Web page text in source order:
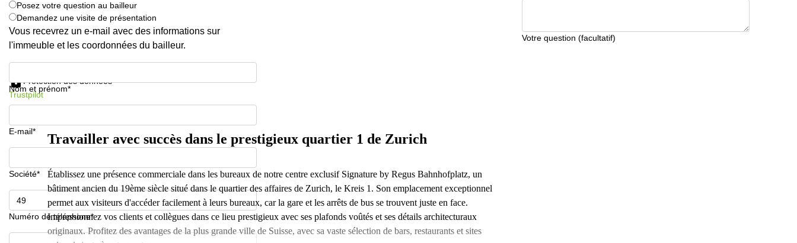
Votre question (facultatif)
Posez votre question au bailleur
Demandez une visite de présentation
Vous recevrez un e-mail avec des informations sur
l'immeuble et les coordonnées du bailleur.
Nom et prénom*
E-mail*
Société*
Numéro de téléphone*
Protection des données
Trustpilot
Travailler avec succès dans le prestigieux quartier 1 de Zurich
Établissez une présence commerciale dans les bureaux de notre centre exclusif Signature by Regus Bahnhofplatz, un
bâtiment ancien du 19ème siècle situé dans le quartier des affaires de Zurich, le Kreis 1. Son emplacement exceptionnel
permet aux visiteurs d'accéder facilement à leurs bureaux, car la gare et les arrêts de bus se trouvent juste en face.
Impressionnez vos clients et collègues dans ce lieu prestigieux avec ses plafonds voûtés et ses détails architecturaux
originaux. Profitez des avantages de la plus grande ville de Suisse, avec sa vaste sélection de bars, restaurants et sites